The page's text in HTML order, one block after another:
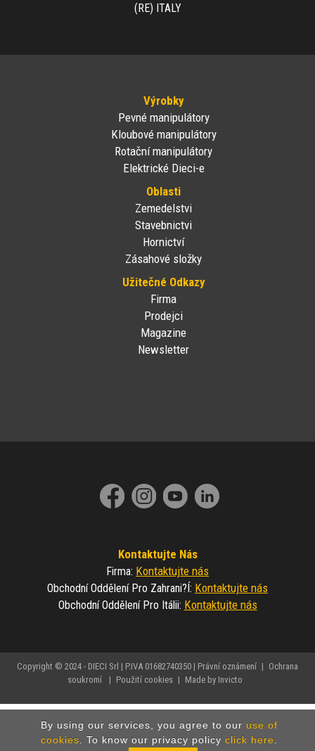
By using our services, you agree to our use of
cookies. To know our privacy policy click here.
(RE) ITALY
Výrobky
Pevné manipulátory
Kloubové manipulátory
Rotační manipulátory
Elektrické Dieci-e
Oblasti
Zemedelstvi
Stavebnictvi
Hornictví
Zásahové složky
Užitečné Odkazy
Firma
Prodejci
Magazine
Newsletter
Kontaktujte Nás
Firma: Kontaktujte nás
Obchodní Oddělení Pro Zahrani?í: Kontaktujte nás
Obchodní Oddělení Pro Itálii: Kontaktujte nás
Copyright © 2024 - DIECI Srl | P.IVA 01682740350 | Právní oznámení | Ochrana
soukromí
| Použití cookies | Made by Invicto